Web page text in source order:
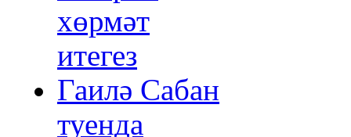
хөрмәт
итегез
Гаилә Сабан
туенда